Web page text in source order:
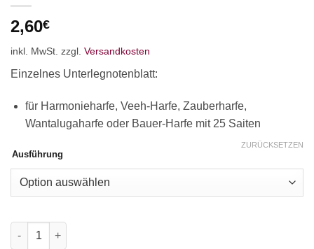
2,60€
inkl. MwSt. zzgl. Versandkosten
Einzelnes Unterlegnotenblatt:
für Harmonieharfe, Veeh-Harfe, Zauberharfe,
Wantalugaharfe oder Bauer-Harfe mit 25 Saiten
Ausführung
ZURÜCKSETZEN
Tochter Zion, freue dich - OHNE BEGLEITTÖNE Menge